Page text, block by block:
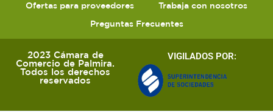
Ofertas para proveedores
Trabaja con nosotros
Preguntas Frecuentes
2023 Cámara de
Comercio de Palmira.
Todos los derechos
reservados
VIGILADOS POR: